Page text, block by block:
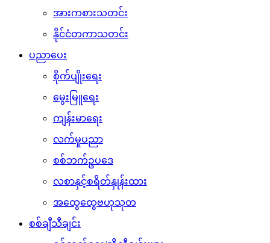
အားကစားသတင်း
နိုင်ငံတကာသတင်း
ပညာပေး
စိုက်ပျိုးရေး
မွေးမြူရေး
ကျန်းမာရေး
လက်မှုပညာ
စစ်ဘက်ဥပဒေ
လစာနှင့်စရိတ်နှုန်းထား
အထွေထွေဗဟုသုတ
စစ်ချီသီချင်း